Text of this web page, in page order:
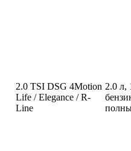
2.0 TSI DSG 4Motion
Life / Elegance / R-
Line
2.0 л,